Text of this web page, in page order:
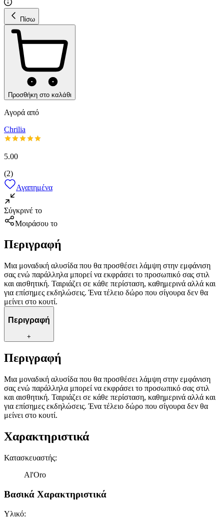
Πίσω
Προσθήκη στο καλάθι
Αγορά από
Chrilia
5.00
(2)
Αγαπημένα
Σύγκρινέ το
Μοιράσου το
Περιγραφή
Μια μοναδική αλυσίδα που θα προσθέσει λάμψη στην εμφάνιση
σας ενώ παράλληλα μπορεί να εκφράσει το προσωπικό σας στιλ
και αισθητική. Ταιριάζει σε κάθε περίσταση, καθημερινά αλλά και
για επίσημες εκδηλώσεις. Ένα τέλειο δώρο που σίγουρα δεν θα
μείνει στο κουτί.
Περιγραφή
+
Περιγραφή
Μια μοναδική αλυσίδα που θα προσθέσει λάμψη στην εμφάνιση
σας ενώ παράλληλα μπορεί να εκφράσει το προσωπικό σας στιλ
και αισθητική. Ταιριάζει σε κάθε περίσταση, καθημερινά αλλά και
για επίσημες εκδηλώσεις. Ένα τέλειο δώρο που σίγουρα δεν θα
μείνει στο κουτί.
Χαρακτηριστικά
Κατασκευαστής:
Al'Oro
Βασικά Χαρακτηριστικά
Υλικό: